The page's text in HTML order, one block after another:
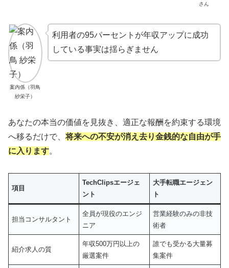
さん
案内係（羽鳥
紗栄子）
利用者の95パーセントが年収アップに成功
している事実は揺らぎません
あなたの本当の価値を見抜き、適正な報酬を約束する環境
へ移るだけで、将来への不安が消え去り金銭的な自由が手
に入ります。
項目
TechClipsエージェ
ント
大手転職エージェン
ト
担当コンサルタント
全員が現役のエンジ
ニア
営業経験のみの非技
術者
紹介求人の質
年収500万円以上の
厳選案件
誰でも受かる大量募
集案件